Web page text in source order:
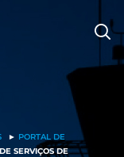
► PORTAL DE
SERVIÇOS DE